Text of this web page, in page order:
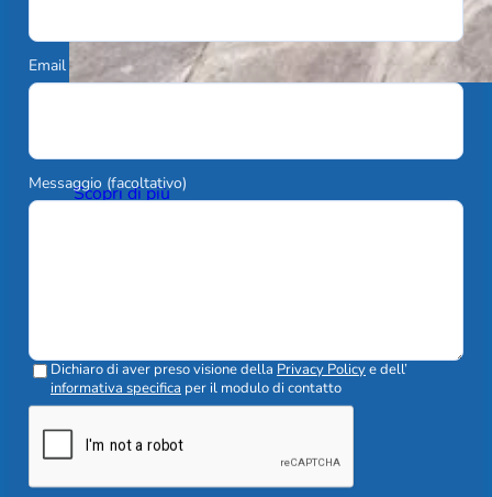
Scopri di più
Email
Messaggio (facoltativo)
Dichiaro di aver preso visione della Privacy Policye dell’
informativa specifica per il modulo di contatto